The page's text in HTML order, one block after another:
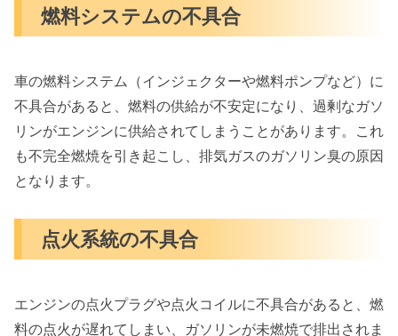
燃料システムの不具合
車の燃料システム（インジェクターや燃料ポンプなど）に
不具合があると、燃料の供給が不安定になり、過剰なガソ
リンがエンジンに供給されてしまうことがあります。これ
も不完全燃焼を引き起こし、排気ガスのガソリン臭の原因
となります。
点火系統の不具合
エンジンの点火プラグや点火コイルに不具合があると、燃
料の点火が遅れてしまい、ガソリンが未燃焼で排出されま